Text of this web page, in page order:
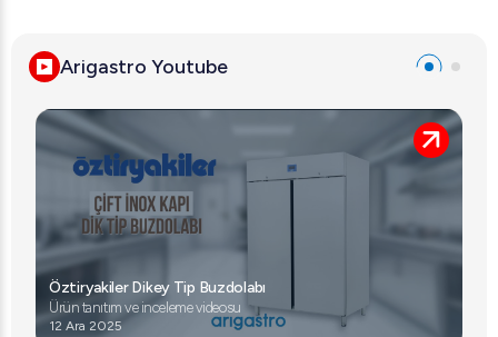
Arigastro Youtube
Öztiryakiler Profesyonel Mikrodalga Fırın
Ürün tanıtım ve inceleme videosu
10 Ağu 2025